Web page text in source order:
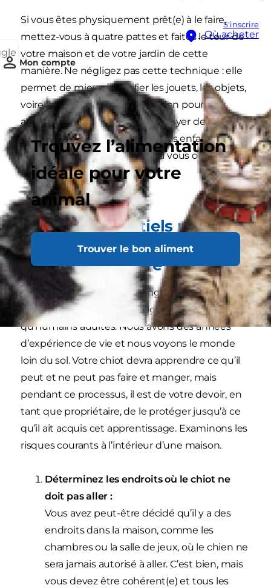
S'inscrire
Où acheter
Mon compte
Trouvez l’alimentation
idéale pour votre
animal
Trouver le bon aliment
Si vous êtes physiquement prêt(e) à le faire,
mettez-vous à quatre pattes et faites le tour de
votre maison et de votre jardin de cette
manière. Ne négligez pas cette technique : elle
permet de mieux identifier les jouets, les objets,
voire les déchets, que votre chien pourrait
accidentellement avaler (ou essayer de manger
volontairement). Si vous avez des enfants,
demandez-leur de se joindre à vous ou de
ramper à votre place !
Conseils essentiels pour
sécuriser votre maison afin
de protéger votre chiot
Une maison regorge de dangers potentiels que
nous pouvons totalement ignorer en tant
qu’humains adultes. Nous avons des années
d’expérience de vie et nous voyons le monde
loin du sol. Votre chiot devra apprendre ce qu’il
peut et ne peut pas faire et manger, mais
pendant ce processus, il est de votre devoir, en
tant que propriétaire, de le protéger jusqu’à ce
qu’il ait acquis cet apprentissage. Examinons les
risques courants à l’intérieur d’une maison.
Déterminez les endroits où le chiot ne
doit pas aller :
Vous avez peut-être décidé qu’il y a des
endroits dans la maison, comme les
chambres ou la salle de jeux, où le chien ne
sera jamais autorisé à aller. C’est bien, mais
vous devez être cohérent(e) et tous les